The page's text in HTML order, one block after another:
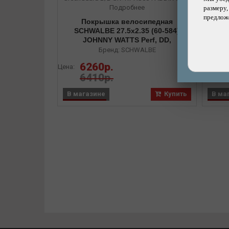
Подробнее
Покрышка велосипедная
SCHWALBE 27.5x2.35 (60-584)
JOHNNY WATTS Perf, DD,
GreenGuard B/B-SK+RT HS604
Бренд: SCHWALBE
Цена:
6260р.
6410р.
3%
Купить
В магазине В